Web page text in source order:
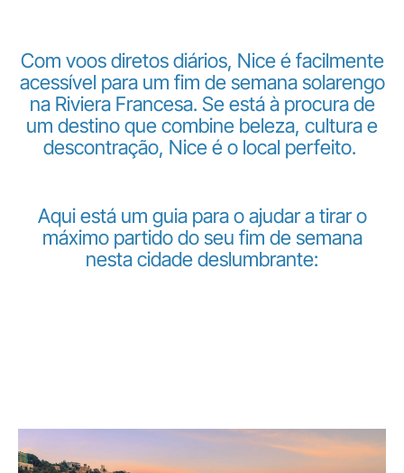
LuxairGroup
Com voos diretos diários, Nice é facilmente
acessível para um fim de semana solarengo
na Riviera Francesa. Se está à procura de
um destino que combine beleza, cultura e
descontração, Nice é o local perfeito.
Aqui está um guia para o ajudar a tirar o
máximo partido do seu fim de semana
nesta cidade deslumbrante: